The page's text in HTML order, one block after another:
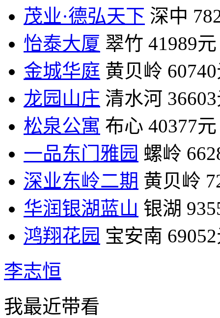
茂业·德弘天下 深中
怡泰大厦 翠竹 41989元
金城华庭 黄贝岭
龙园山庄 清水河
松泉公寓 布心 40377元
一品东门雅园 螺岭
深业东岭二期 黄贝岭
华润银湖蓝山 银湖
鸿翔花园 宝安南
李志恒
我最近带看